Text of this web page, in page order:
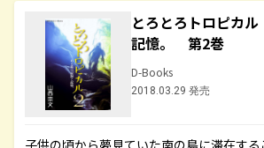
とろとろトロピカ
記憶。 第2巻
D-Books
2018.03.29 発売
子供の頃から夢見ていた南の島に滞在す